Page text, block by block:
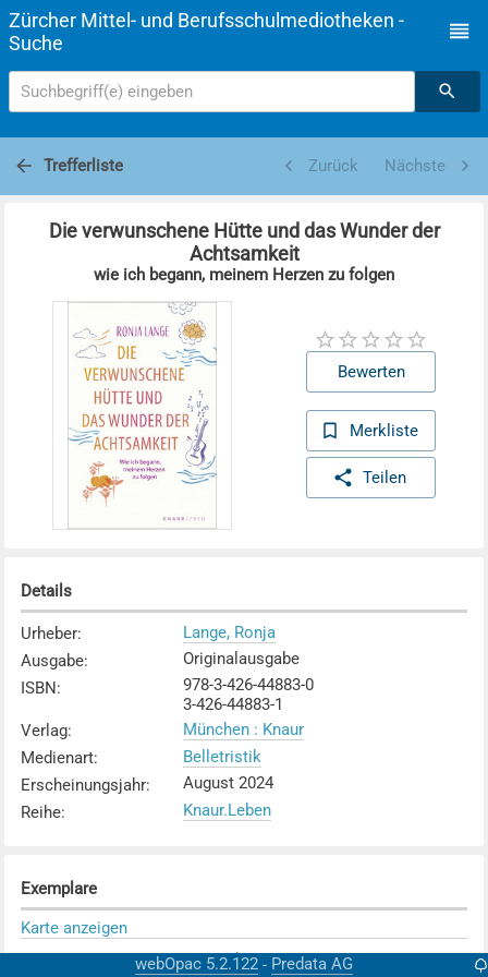
Zürcher Mittel- und Berufsschulmediotheken -
Suche
Suchbegriff(e) eingeben
Trefferliste Zurück Nächste
Die verwunschene Hütte und das Wunder der
Achtsamkeit
wie ich begann, meinem Herzen zu folgen
Bewerten
Merkliste
Teilen
Details
Urheber:
Lange, Ronja
Ausgabe:
Originalausgabe
ISBN:
978-3-426-44883-0
3-426-44883-1
Verlag:
München : Knaur
Medienart:
Belletristik
Erscheinungsjahr:
August 2024
Reihe: Knaur.Leben
Exemplare
Karte anzeigen
KV Zürich
webOpac 5.2.122 - Predata AG